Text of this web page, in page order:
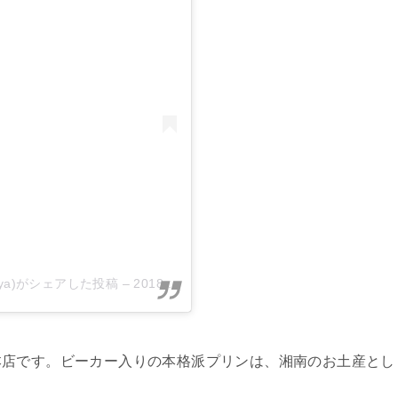
がシェアした投稿 – 2018年 6月月21日午前2時26分PDT
です。ビーカー入りの本格派プリンは、湘南のお土産とし